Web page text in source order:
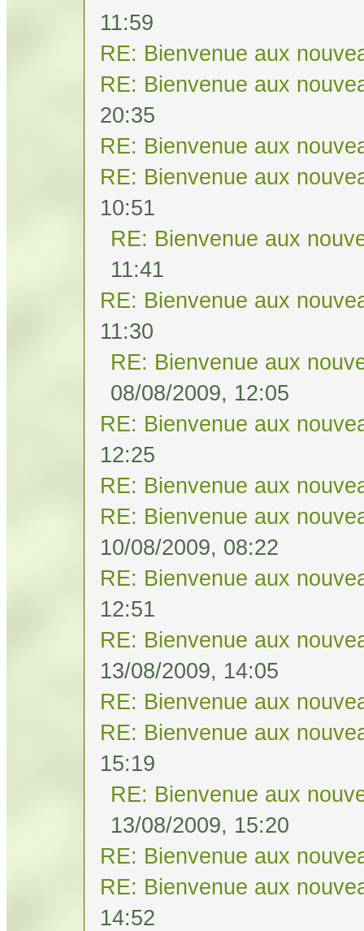
11:59
RE: Bienvenue aux
RE: Bienvenue aux
20:35
RE: Bienvenue aux
RE: Bienvenue aux
10:51
RE: Bienvenue aux
11:41
RE: Bienvenue aux
11:30
RE: Bienvenue aux
08/08/2009, 12:05
RE: Bienvenue aux
12:25
RE: Bienvenue aux
RE: Bienvenue aux
10/08/2009, 08:22
RE: Bienvenue aux
12:51
RE: Bienvenue aux
13/08/2009, 14:05
RE: Bienvenue aux
RE: Bienvenue aux
15:19
RE: Bienvenue aux
13/08/2009, 15:20
RE: Bienvenue aux
RE: Bienvenue aux
14:52